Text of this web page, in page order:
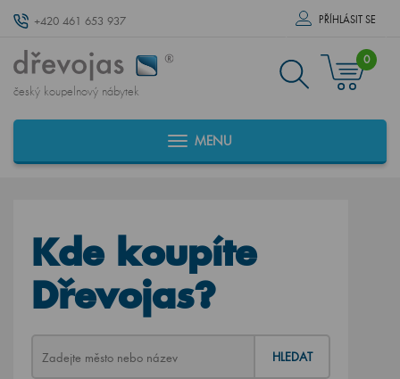
+420 461 653 937 PŘÍHLÁSIT SE
český koupelnový nábytek
0
MENU
Kde koupíte
Dřevojas?
HLEDAT